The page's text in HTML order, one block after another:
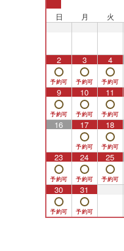
日 月 火
2 3 4
9 10 11
16 17 18
23 24 25
30 31